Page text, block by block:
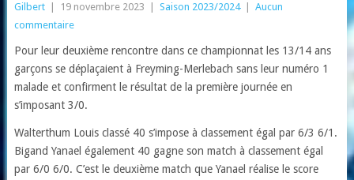
Gilbert 19 novembre 2023 Saison 2023/2024
Aucun
commentaire
Pour leur deuxième rencontre dans ce championnat les 13/14 ans
garçons se déplaçaient à Freyming-Merlebach sans leur numéro 1
malade et confirment le résultat de la première journée en
s’imposant 3/0.
Walterthum Louis classé 40 s’impose à classement égal par 6/3 6/1.
Bigand Yanael également 40 gagne son match à classement égal
par 6/0 6/0. C’est le deuxième match que Yanael réalise le score